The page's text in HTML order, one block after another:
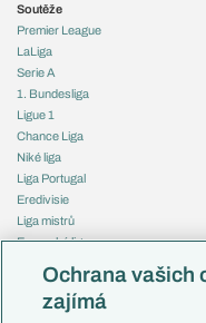
Soutěže
Premier League
LaLiga
Serie A
1. Bundesliga
Ligue 1
Chance Liga
Niké liga
Liga Portugal
Eredivisie
Liga mistrů
Evropská liga
Mistrovství světa
Liga národů
Ochrana vašich
zajímá